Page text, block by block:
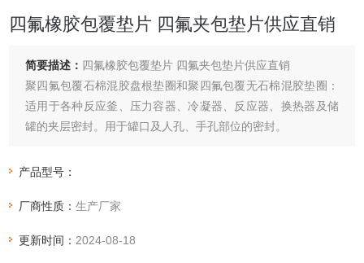
四氟橡胶包覆垫片 四氟夹包垫片供应直销
简要描述： 四氟橡胶包覆垫片 四氟夹包垫片供应直销
聚四氟包覆石棉混胶盘根垫圈和聚四氟包覆无石棉混胶垫圈：
适用于各种反应釜、压力容器、冷凝器、反应器、换热器及储
罐的夹层密封。用于罐口及人孔、手孔部位的密封。
产品型号：
厂商性质：生产厂家
更新时间： 2024-08-18